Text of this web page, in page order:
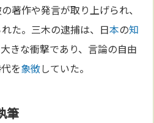
著作や発言が取り上げられ、
た。三木の逮捕は、日本の知
きな衝撃であり、言論の自由
を象徴していた。
筆